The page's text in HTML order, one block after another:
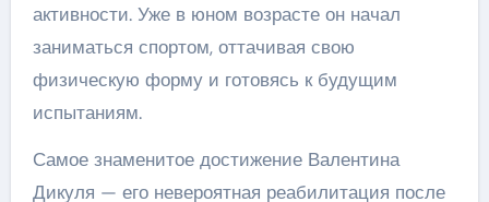
активности. Уже в юном возрасте он начал
заниматься спортом, оттачивая свою
физическую форму и готовясь к будущим
испытаниям.
Самое знаменитое достижение Валентина
Дикуля — его невероятная реабилитация после